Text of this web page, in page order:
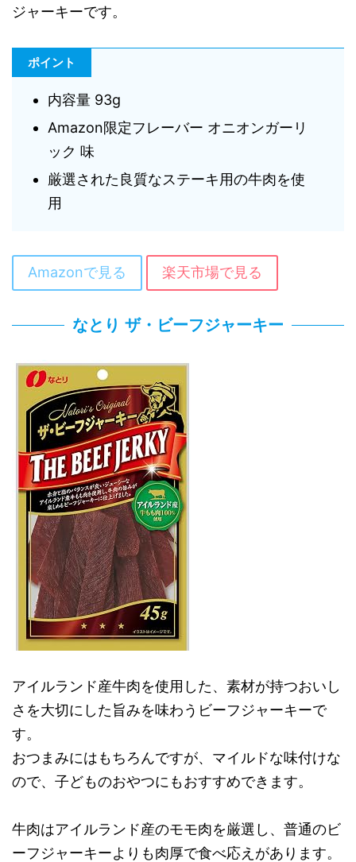
ジャーキーです。
ポイント
内容量 93g
Amazon限定フレーバー オニオンガーリ
ック 味
厳選された良質なステーキ用の牛肉を使
用
Amazonで見る 楽天市場で見る
なとり ザ・ビーフジャーキー
アイルランド産牛肉を使用した、素材が持つおいし
さを大切にした旨みを味わうビーフジャーキーで
す。
おつまみにはもちろんですが、マイルドな味付けな
ので、子どものおやつにもおすすめできます。
牛肉はアイルランド産のモモ肉を厳選し、普通のビ
ーフジャーキーよりも肉厚で食べ応えがあります。